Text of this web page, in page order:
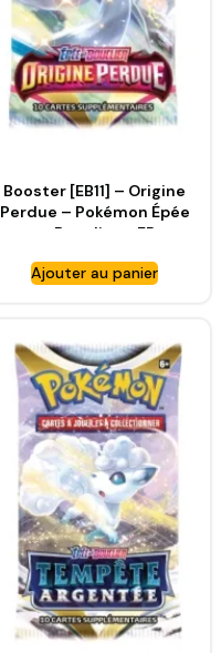
Booster [EB11] – Origine
Perdue – Pokémon Épée
et Bouclier – FR
Ajouter au panier